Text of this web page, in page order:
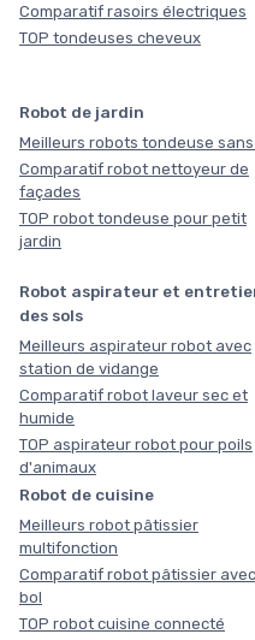
Comparatif rasoirs électriques
TOP tondeuses cheveux
Robot de jardin
Meilleurs robots tondeuse sans
Comparatif robot nettoyeur de
façades
TOP robot tondeuse pour petit
jardin
Robot aspirateur et
des sols
Meilleurs aspirateur robot avec
station de vidange
Comparatif robot laveur sec et
humide
TOP aspirateur robot pour poils
d'animaux
Robot de cuisine
Meilleurs robot pâtissier
multifonction
Comparatif robot pâtissier avec
bol
TOP robot cuisine connecté